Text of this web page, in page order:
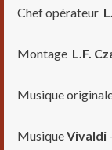
Chef opérateur
Montage L.F.
Musique
MusiqueVivaldi